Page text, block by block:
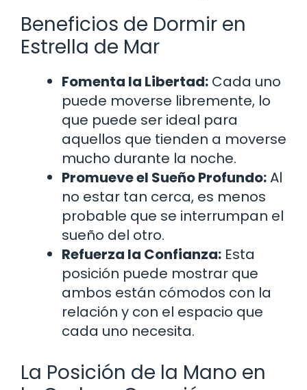
Beneficios de Dormir en
Estrella de Mar
Fomenta la Libertad: Cada uno
puede moverse libremente, lo
que puede ser ideal para
aquellos que tienden a moverse
mucho durante la noche.
Promueve el Sueño Profundo:Al
no estar tan cerca, es menos
probable que se interrumpan el
sueño del otro.
Refuerza la Confianza: Esta
posición puede mostrar que
ambos están cómodos con la
relación y con el espacio que
cada uno necesita.
La Posición de la Mano en